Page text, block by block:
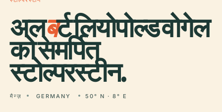
अल्बर्ट लियोपोल्ड वोगेल
को समर्पित
स्टोल्परस्टीन.
मैन्ज़ GERMANY 50° N · 8° E